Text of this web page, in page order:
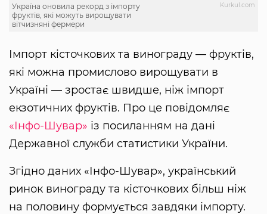
Kurkul.com
Україна оновила рекорд з імпорту
фруктів, які можуть вирощувати
вітчизняні фермери
Імпорт кісточкових та винограду — фруктів,
які можна промислово вирощувати в
Україні — зростає швидше, ніж імпорт
екзотичних фруктів. Про це повідомляє
«Інфо-Шувар» із посиланням на дані
Державної служби статистики України.
Згідно даних «Інфо-Шувар», український
ринок винограду та кісточкових більш ніж
на половину формується завдяки імпорту.